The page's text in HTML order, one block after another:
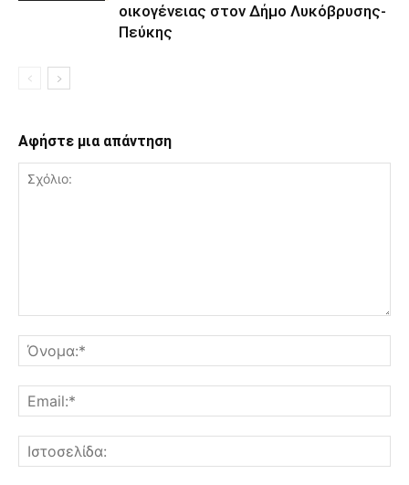
οικογένειας στον Δήμο Λυκόβρυσης-
Πεύκης
Αφήστε μια απάντηση